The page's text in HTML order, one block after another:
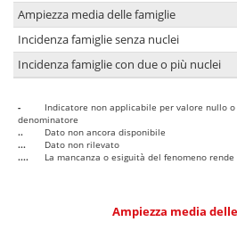
Ampiezza media delle famiglie
Incidenza famiglie senza nuclei
Incidenza famiglie con due o più nuclei
-
Indicatore non applicabile per valore nullo
denominatore
..
Dato non ancora disponibile
...
Dato non rilevato
....
La mancanza o esiguità del fenomeno
Ampiezza media